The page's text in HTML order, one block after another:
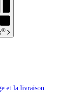
®
et la livraison